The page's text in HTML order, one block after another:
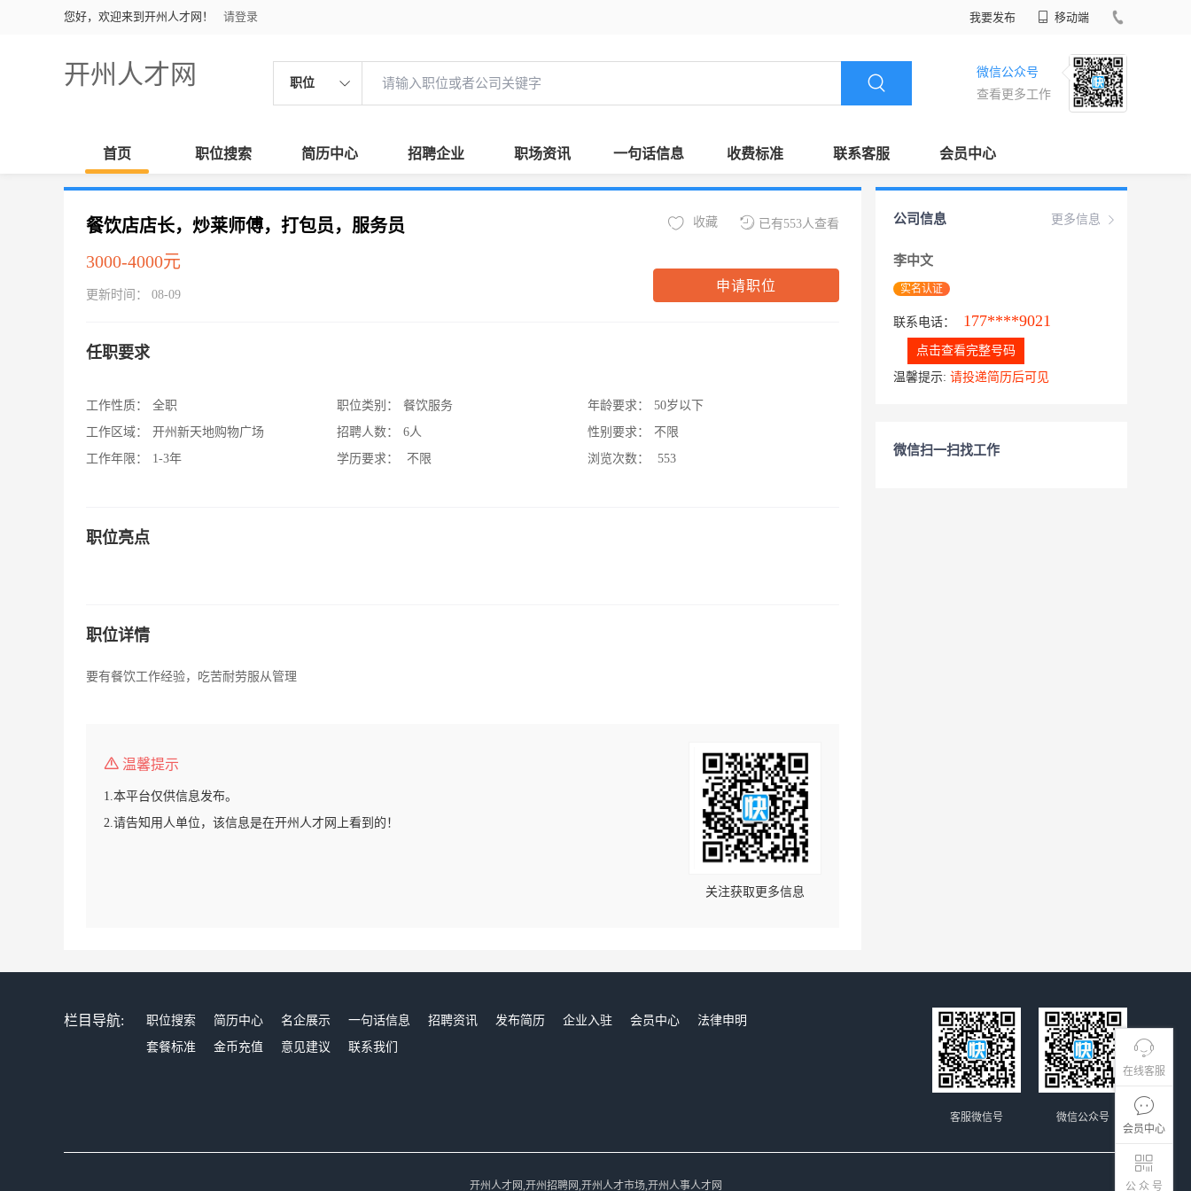
您好，欢迎来到开州人才网！ 请登录 我要发布 移动端
开州人才网 职位
微信公众号
查看更多工作
首页 职位搜索 简历中心 招聘企业 职场资讯 一句话信息 收费标准 联系客服 会员中心
在线客服
会员中心
公 众 号
餐饮店店长，炒莱师傅，打包员，服务员
3000-4000元
更新时间： 08-09
已有553人查看
收藏
申请职位
任职要求
工作性质：
全职
工作区域：
开州新天地购物广场
工作年限：
1-3年
职位类别：
餐饮服务
招聘人数：
6人
学历要求：
不限
年龄要求：
50岁以下
性别要求：
不限
浏览次数：
553
职位亮点
职位详情
要有餐饮工作经验，吃苦耐劳服从管理
温馨提示
1.本平台仅供信息发布。
2.请告知用人单位，该信息是在开州人才网上看到的！
关注获取更多信息
更多信息
公司信息
李中文
实名认证
联系电话： 177****9021
点击查看完整号码
温馨提示: 请投递简历后可见
微信扫一扫找工作
栏目导航: 职位搜索 简历中心 名企展示 一句话信息 招聘资讯 发布简历 企业入驻 会员中心
法律申明
套餐标准
金币充值 意见建议 联系我们
微信公众号
客服微信号
开州人才网,开州招聘网,开州人才市场,开州人事人才网